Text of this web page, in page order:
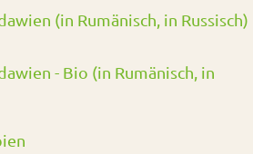
(in Rumänisch, in Russisch)
- Bio (in Rumänisch, in